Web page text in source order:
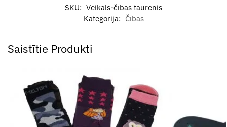
SKU: Veikals-čības taurenis
Kategorija: Čības
Saistītie Produkti